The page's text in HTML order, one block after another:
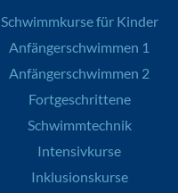
Schwimmkurse für Kinder
Anfängerschwimmen 1
Anfängerschwimmen 2
Fortgeschrittene
Schwimmtechnik
Intensivkurse
Inklusionskurse